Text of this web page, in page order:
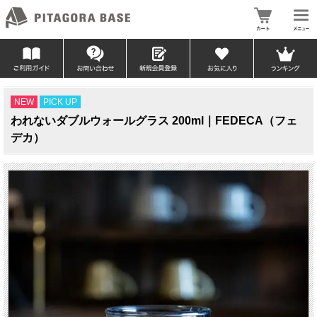
NEW PICK UP
われないダブルウォールグラス 200ml｜FEDECA（フェ
デカ）